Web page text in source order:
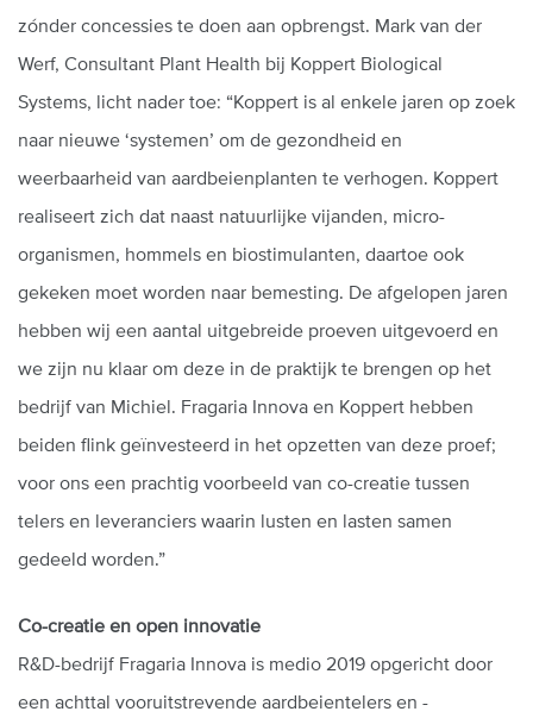
zónder concessies te doen aan opbrengst. Mark van der
Werf, Consultant Plant Health bij Koppert Biological
Systems, licht nader toe: “Koppert is al enkele jaren op zoek
naar nieuwe ‘systemen’ om de gezondheid en
weerbaarheid van aardbeienplanten te verhogen. Koppert
realiseert zich dat naast natuurlijke vijanden, micro-
organismen, hommels en biostimulanten, daartoe ook
gekeken moet worden naar bemesting. De afgelopen jaren
hebben wij een aantal uitgebreide proeven uitgevoerd en
we zijn nu klaar om deze in de praktijk te brengen op het
bedrijf van Michiel. Fragaria Innova en Koppert hebben
beiden flink geïnvesteerd in het opzetten van deze proef;
voor ons een prachtig voorbeeld van co-creatie tussen
telers en leveranciers waarin lusten en lasten samen
gedeeld worden.”
Co-creatie en open innovatie
R&D-bedrijf Fragaria Innova is medio 2019 opgericht door
een achttal vooruitstrevende aardbeientelers en -